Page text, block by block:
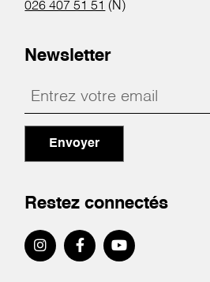
026 407 51 51 (N)
Newsletter
Envoyer
Restez connectés